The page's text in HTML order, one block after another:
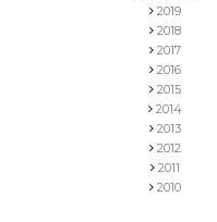
2019
2018
2017
2016
2015
2014
2013
2012
2011
2010